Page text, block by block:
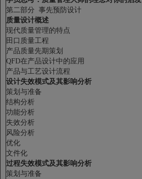
第二部分 事先预防设计
质量设计概述
现代质量管理的特点
田口质量工程
产品质量先期策划
QFD在产品设计中的应用
产品与工艺设计流程
设计失效模式及其影响分析
策划与准备
结构分析
功能分析
失效分析
风险分析
优化
文件化
过程失效模式及其影响分析
策划与准备